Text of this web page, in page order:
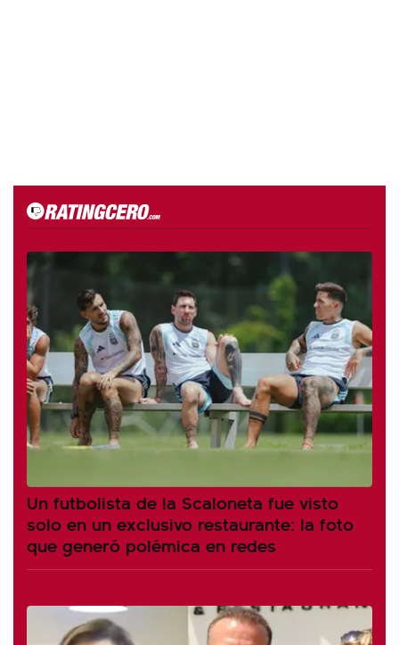
Un futbolista de la Scaloneta fue visto
solo en un exclusivo restaurante: la foto
que generó polémica en redes